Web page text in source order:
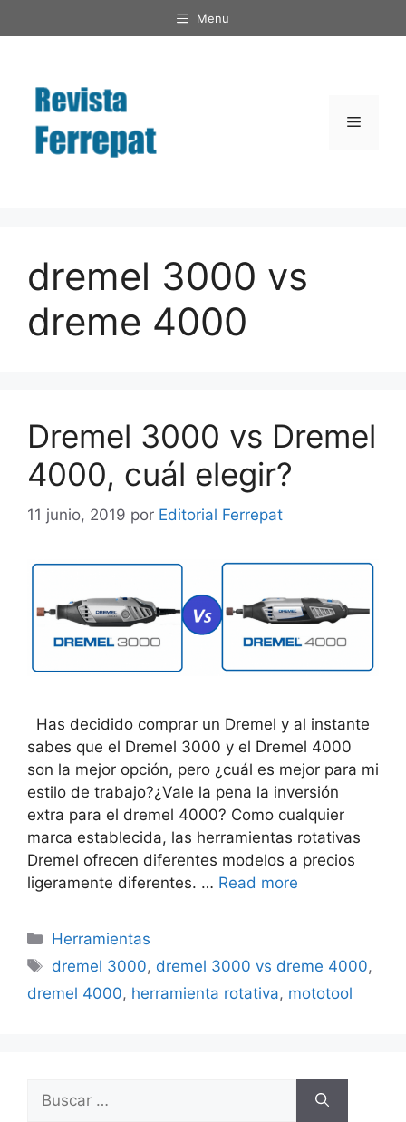
al
Menu
Menú
dremel 3000 vs
dreme 4000
Dremel 3000 vs Dremel
4000, cuál elegir?
11 junio, 2019 por Editorial Ferrepat
Has decidido comprar un Dremel y al instante
sabes que el Dremel 3000 y el Dremel 4000
son la mejor opción, pero ¿cuál es mejor para mi
estilo de trabajo?¿Vale la pena la inversión
extra para el dremel 4000? Como cualquier
marca establecida, las herramientas rotativas
Dremel ofrecen diferentes modelos a precios
ligeramente diferentes. … Read more
Categorías
Herramientas
Etiquetas
dremel 3000, dremel 3000 vs dreme 4000,
dremel 4000, herramienta rotativa, mototool